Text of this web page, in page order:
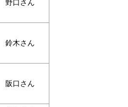
野口さん
鈴木さん
阪口さん